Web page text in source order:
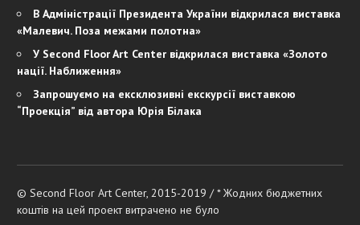
В Адміністрації Президента України відкрилася виставка
«Малевич. Поза межами полотна»
У Second Floor Art Center відкрилася виставка «Золото
нації. Наближення»
Запрошуємо на ексклюзивні екскурсії виставкою
“Проекція” від автора Юрія Білака
© Second Floor Art Center, 2015-2019 / * Жодних бюджетних
коштів на цей проект витрачено не було